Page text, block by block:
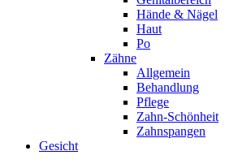
Hände & Nägel
Haut
Po
Zähne
Allgemein
Behandlung
Pflege
Zahn-Schönheit
Zahnspangen
Gesicht